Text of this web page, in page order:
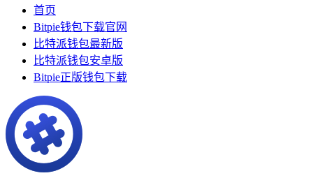
首页
Bitpie钱包下载官网
比特派钱包最新版
比特派钱包安卓版
Bitpie正版钱包下载